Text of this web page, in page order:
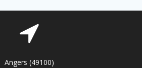
Angers (49100)